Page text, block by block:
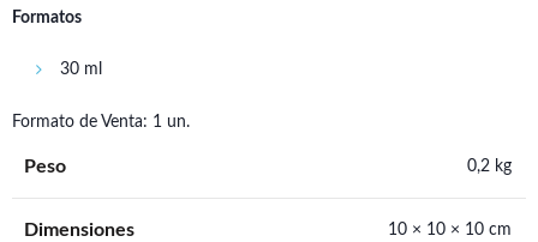
Formatos
30 ml
Formato de Venta: 1 un.
Peso 0,2 kg
Dimensiones 10 × 10 × 10 cm